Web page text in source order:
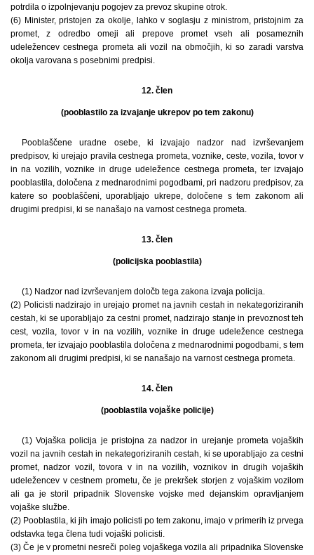
potrdila o izpolnjevanju pogojev za prevoz skupine otrok.
(6) Minister, pristojen za okolje, lahko v soglasju z ministrom, pristojnim za
promet, z odredbo omeji ali prepove promet vseh ali posameznih
udeležencev cestnega prometa ali vozil na območjih, ki so zaradi varstva
okolja varovana s posebnimi predpisi.
12. člen
(pooblastilo za izvajanje ukrepov po tem zakonu)
Pooblaščene uradne osebe, ki izvajajo nadzor nad izvrševanjem
predpisov, ki urejajo pravila cestnega prometa, voznike, ceste, vozila, tovor v
in na vozilih, voznike in druge udeležence cestnega prometa, ter izvajajo
pooblastila, določena z mednarodnimi pogodbami, pri nadzoru predpisov, za
katere so pooblaščeni, uporabljajo ukrepe, določene s tem zakonom ali
drugimi predpisi, ki se nanašajo na varnost cestnega prometa.
13. člen
(policijska pooblastila)
(1) Nadzor nad izvrševanjem določb tega zakona izvaja policija.
(2) Policisti nadzirajo in urejajo promet na javnih cestah in nekategoriziranih
cestah, ki se uporabljajo za cestni promet, nadzirajo stanje in prevoznost teh
cest, vozila, tovor v in na vozilih, voznike in druge udeležence cestnega
prometa, ter izvajajo pooblastila določena z mednarodnimi pogodbami, s tem
zakonom ali drugimi predpisi, ki se nanašajo na varnost cestnega prometa.
14. člen
(pooblastila vojaške policije)
(1) Vojaška policija je pristojna za nadzor in urejanje prometa vojaških
vozil na javnih cestah in nekategoriziranih cestah, ki se uporabljajo za cestni
promet, nadzor vozil, tovora v in na vozilih, voznikov in drugih vojaških
udeležencev v cestnem prometu, če je prekršek storjen z vojaškim vozilom
ali ga je storil pripadnik Slovenske vojske med dejanskim opravljanjem
vojaške službe.
(2) Pooblastila, ki jih imajo policisti po tem zakonu, imajo v primerih iz prvega
odstavka tega člena tudi vojaški policisti.
(3) Če je v prometni nesreči poleg vojaškega vozila ali pripadnika Slovenske